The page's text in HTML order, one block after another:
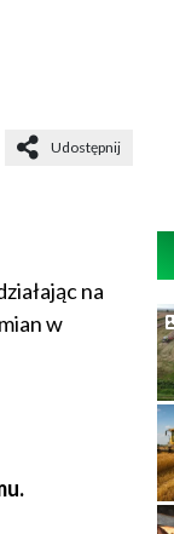
Udostępnij
na
w